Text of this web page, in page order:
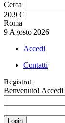
Cerca
20.9 C
Roma
9 Agosto 2026
Accedi
Contatti
Registrati
Benvenuto! Accedi